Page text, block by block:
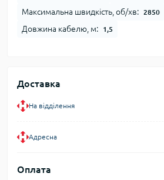
Максимальна швидкість, об/хв: 2850
Довжина кабелю, м: 1,5
Доставка
На відділення
Адресна
Оплата